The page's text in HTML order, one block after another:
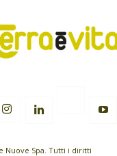
Nuove Spa. Tutti i diritti